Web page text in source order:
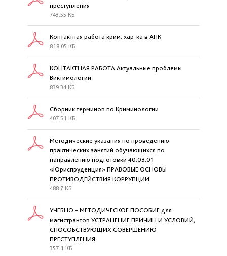
преступления
743.55 КБ
Контактная работа крим. хар-ка в АПК
818.05 КБ
КОНТАКТНАЯ РАБОТА Актуальные проблемы
Виктимологии
839.34 КБ
Сборник терминов по Криминологии
407.51 КБ
Методические указания по проведению
практических занятий обучающихся по
направлению подготовки 40.03.01
«Юриспруденция» ПРАВОВЫЕ ОСНОВЫ
ПРОТИВОДЕЙСТВИЯ КОРРУПЦИИ
488.7 КБ
УЧЕБНО – МЕТОДИЧЕСКОЕ ПОСОБИЕ для
магистрантов УСТРАНЕНИЕ ПРИЧИН И УСЛОВИЙ,
СПОСОБСТВУЮЩИХ СОВЕРШЕНИЮ
ПРЕСТУПЛЕНИЯ
357.1 КБ